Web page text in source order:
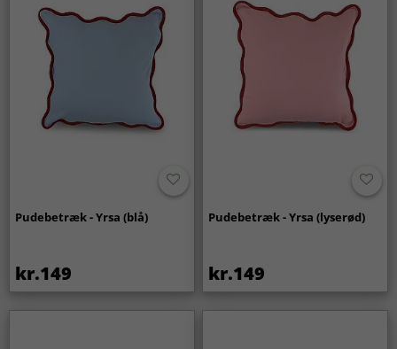
Pudebetræk - Yrsa (blå)
kr.149
Pudebetræk - Yrsa (lyserød)
kr.149